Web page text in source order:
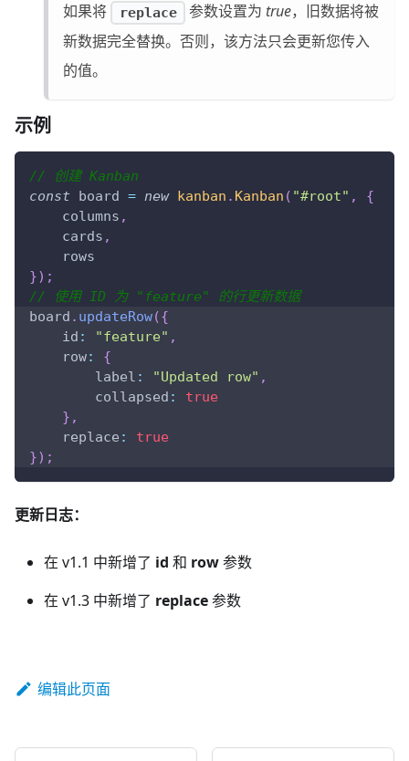
如果将 replace 参数设置为 true，旧数据将被
新数据完全替换。否则，该方法只会更新您传入
的值。
示例
// 创建 Kanban
const board = new kanban . Kanban ( "#root" ,
{
    columns
,
    cards
,
    rows
}) ;
// 使用 ID 为 "feature" 的行更新数据
board . updateRow({
id : "feature" ,
row:
{
label : "Updated row" ,
collapsed :
true
} ,
replace :
true
}) ;
更新日志：
在 v1.1 中新增了 id 和 row参数
在 v1.3 中新增了 replace参数
编辑此页面